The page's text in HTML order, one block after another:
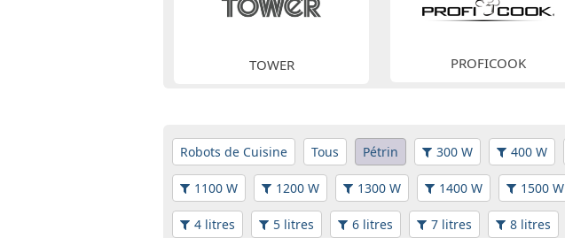
TOWER PROFICOOK
Robots de Cuisine Tous Pétrin 300 W 400 W
1100 W 1200 W 1300 W 1400 W 1500 W
4 litres 5 litres 6 litres 7 litres 8 litres